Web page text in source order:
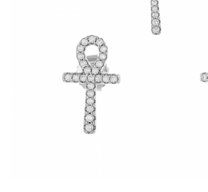
SETURI BIJUTERII
ACE DE CRAVATA
BRATARI PENTRU PICIOR
BRATARA TIP ROZARIU
LANTURI TIP ROZARIU